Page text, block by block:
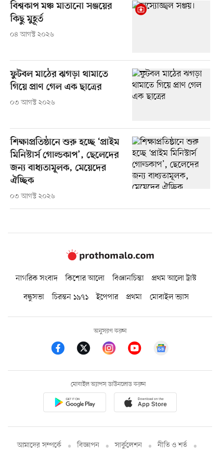
বিশ্বকাপ মঞ্চ মাতানো সঞ্জয়ের
কিছু মুহূর্ত
০৪ আগস্ট ২০২৬
ফুটবল মাঠের ঝগড়া থামাতে
গিয়ে প্রাণ গেল এক ছাত্রের
০৩ আগস্ট ২০২৬
শিক্ষাপ্রতিষ্ঠানে শুরু হচ্ছে ‘প্রাইম
মিনিস্টার্স গোল্ডকাপ’, ছেলেদের
জন্য বাধ্যতামূলক, মেয়েদের
ঐচ্ছিক
০৩ আগস্ট ২০২৬
নাগরিক সংবাদ কিশোর আলো বিজ্ঞানচিন্তা
প্রথম আলো ট্রাস্ট
বন্ধুসভা
চিরন্তন ১৯৭১ ইপেপার প্রথমা মোবাইল ভ্যাস
অনুসরণ করুন
মোবাইল অ্যাপস ডাউনলোড করুন
আমাদের সম্পর্কে বিজ্ঞাপন সার্কুলেশন নীতি ও শর্ত